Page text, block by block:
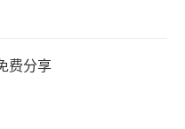
费分享